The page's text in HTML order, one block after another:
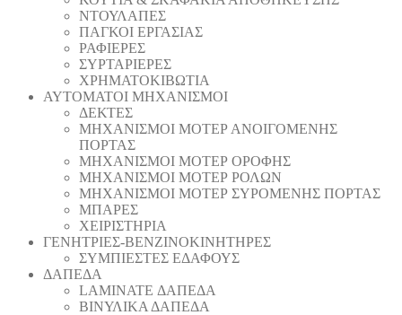
ΝΤΟΥΛΑΠΕΣ
ΠΑΓΚΟΙ ΕΡΓΑΣΙΑΣ
ΡΑΦΙΕΡΕΣ
ΣΥΡΤΑΡΙΕΡΕΣ
ΧΡΗΜΑΤΟΚΙΒΩΤΙΑ
ΑΥΤΟΜΑΤΟΙ ΜΗΧΑΝΙΣΜΟΙ
ΔΕΚΤΕΣ
ΜΗΧΑΝΙΣΜΟΙ ΜΟΤΕΡ ΑΝΟΙΓΟΜΕΝΗΣ
ΠΟΡΤΑΣ
ΜΗΧΑΝΙΣΜΟΙ ΜΟΤΕΡ ΟΡΟΦΗΣ
ΜΗΧΑΝΙΣΜΟΙ ΜΟΤΕΡ ΡΟΛΩΝ
ΜΗΧΑΝΙΣΜΟΙ ΜΟΤΕΡ ΣΥΡΟΜΕΝΗΣ ΠΟΡΤΑΣ
ΜΠΑΡΕΣ
ΧΕΙΡΙΣΤΗΡΙΑ
ΓΕΝΗΤΡΙΕΣ-ΒΕΝΖΙΝΟΚΙΝΗΤΗΡΕΣ
ΣΥΜΠΙΕΣΤΕΣ ΕΔΑΦΟΥΣ
ΔΑΠΕΔΑ
LAMINATE ΔΑΠΕΔΑ
ΒΙΝΥΛΙΚΑ ΔΑΠΕΔΑ